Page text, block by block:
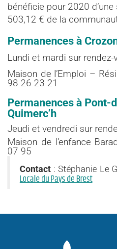
bénéficie pour 2020
503,12 € de la
Permanences à
Lundi et mardi sur rendez-
Maison de l’Emploi –
98 26 23 21
Permanences à Pont-
Quimerc’h
Jeudi et vendredi sur
Maison de l’enfance
07 95
Contact : Stéphanie Le
Locale du Pays de Brest